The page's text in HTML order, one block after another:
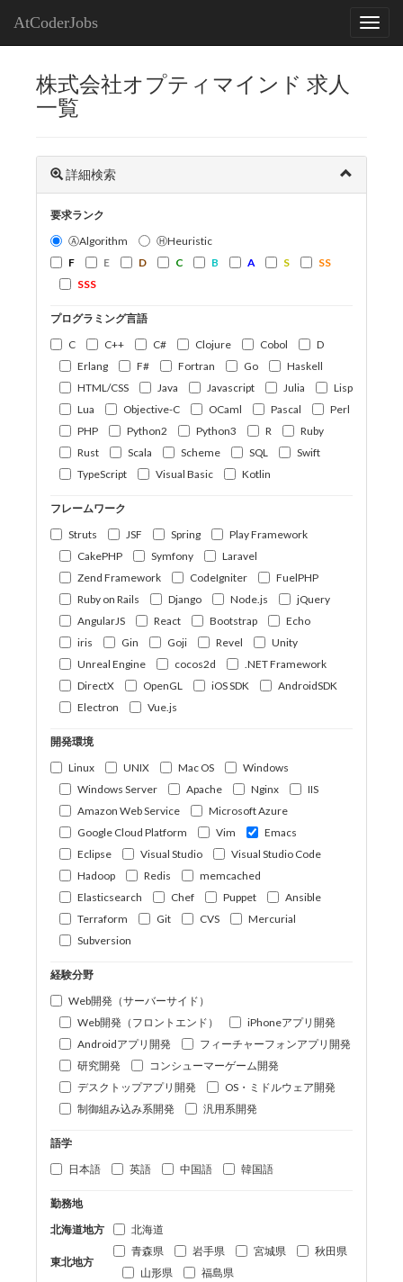
AtCoderJobs
株式会社オプティマインド 求人
一覧
詳細検索
要求ランク
ⒶAlgorithm
ⒽHeuristic
F
E D C B A S
SS
SSS
プログラミング言語
C
C++ C# Clojure Cobol
D
Erlang
F# Fortran Go
Haskell
HTML/CSS
Java Javascript Julia
Lisp
Lua
Objective-C OCaml Pascal
Perl
PHP
Python2 Python3 R
Ruby
Rust
Scala Scheme SQL
Swift
TypeScript
Visual Basic Kotlin
フレームワーク
Struts
JSF Spring
Play Framework
CakePHP
Symfony
Laravel
Zend Framework
CodeIgniter
FuelPHP
Ruby on Rails
Django Node.js
jQuery
AngularJS
React Bootstrap
Echo
iris
Gin Goji Revel
Unity
Unreal Engine
cocos2d
.NET Framework
DirectX
OpenGL iOS SDK
AndroidSDK
Electron
Vue.js
開発環境
Linux
UNIX Mac OS
Windows
Windows Server
Apache Nginx
IIS
Amazon Web Service
Microsoft Azure
Google Cloud Platform
Vim
Emacs
Eclipse
Visual Studio
Visual Studio Code
Hadoop
Redis
memcached
Elasticsearch
Chef Puppet
Ansible
Terraform
Git CVS
Mercurial
Subversion
経験分野
Web開発（サーバーサイド）
Web開発（フロントエンド）
iPhoneアプリ開発
Androidアプリ開発
フィーチャーフォンアプリ開発
研究開発
コンシューマーゲーム開発
デスクトップアプリ開発
OS・ミドルウェア開発
制御組み込み系開発
汎用系開発
語学
日本語
英語 中国語 韓国語
勤務地
北海道地方
北海道
東北地方
青森県 岩手県 宮城県
秋田県
山形県
福島県